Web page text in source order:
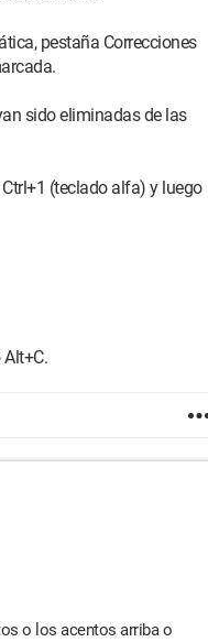
pestaña Correcciones
sido eliminadas de las
(teclado alfa) y luego
o los acentos arriba o